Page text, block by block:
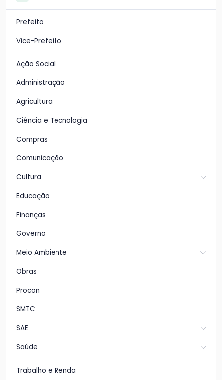
Prefeito
Vice-Prefeito
Ação Social
Administração
Agricultura
Ciência e Tecnologia
Compras
Comunicação
Cultura
Educação
Finanças
Governo
Meio Ambiente
Obras
Procon
SMTC
SAE
Saúde
Trabalho e Renda